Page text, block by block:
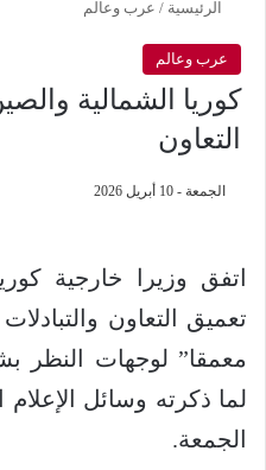
الرئيسية / عرب وعالم
عرب وعالم
كوريا الشمالية
التعاون
الجمعة - 10 أبريل 2026
اتفق وزيرا خارجية
تعميق التعاون والتبادلات
معمقا” لوجهات النظر
لما ذكرته وسائل
الجمعة.